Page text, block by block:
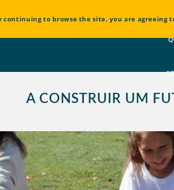
A CONSTRUIR UM
continuing to browse the site, you are agreeing